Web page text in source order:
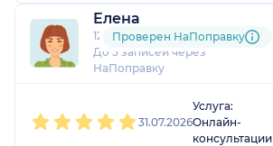
Елена
12 отзывов
До 5 записей через
НаПоправку
Проверен НаПоправку
31.07.2026
Услуга:
Онлайн-
консультации